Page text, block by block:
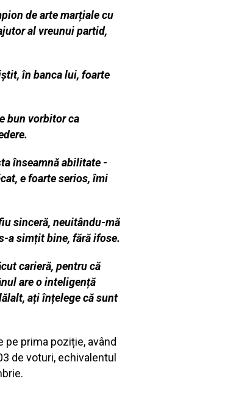
de arte marțiale cu
al vreunui partid,
în banca lui, foarte
bun vorbitor ca
înseamnă abilitate -
e foarte serios, îmi
sinceră, neuitându-mă
a simțit bine, fără ifose.
carieră, pentru că
are o inteligență
ați înțelege că sunt
pe prima poziție, având
de voturi, echivalentul